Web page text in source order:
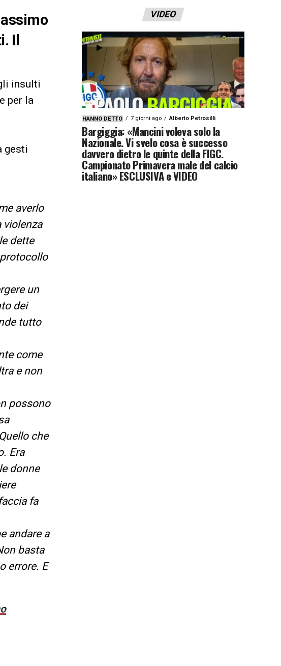
Il
insulti
per la
gesti
averlo
violenza
dette
un
dei
tutto
come
e non
possono
che
Era
donne
fa
andare a
basta
errore. E
VIDEO
HANNO DETTO 7 giorni ago Alberto Petrosilli
Bargiggia: «Mancini voleva solo la
Nazionale. Vi svelo cosa è successo
davvero dietro le quinte della FIGC.
Campionato Primavera male del calcio
italiano» ESCLUSIVA e VIDEO